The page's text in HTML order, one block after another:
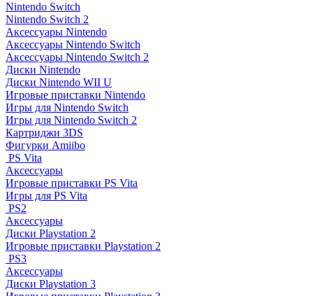
Nintendo Switch
Nintendo Switch 2
Аксессуары Nintendo
Аксессуары Nintendo Switch
Аксессуары Nintendo Switch 2
Диски Nintendo
Диски Nintendo WII U
Игровые приставки Nintendo
Игры для Nintendo Switch
Игры для Nintendo Switch 2
Картриджи 3DS
Фигурки Amiibo
PS Vita
Аксессуары
Игровые приставки PS Vita
Игры для PS Vita
PS2
Аксессуары
Диски Playstation 2
Игровые приставки Playstation 2
PS3
Аксессуары
Диски Playstation 3